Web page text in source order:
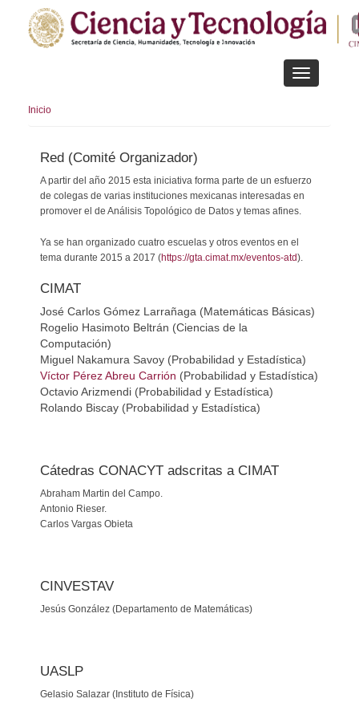
contenido
Toggle
navigation
Inicio
Red (Comité Organizador)
A partir del año 2015 esta iniciativa forma parte de un esfuerzo
de colegas de varias instituciones mexicanas interesadas en
promover el de Análisis Topológico de Datos y temas afines.
Ya se han organizado cuatro escuelas y otros eventos en el
tema durante 2015 a 2017 (https://gta.cimat.mx/eventos-atd).
CIMAT
José Carlos Gómez Larrañaga (Matemáticas Básicas)
Rogelio Hasimoto Beltrán (Ciencias de la
Computación)
Miguel Nakamura Savoy (Probabilidad y Estadística)
Víctor Pérez Abreu Carrión (Probabilidad y Estadística)
Octavio Arizmendi (Probabilidad y Estadística)
Rolando Biscay (Probabilidad y Estadística)
Cátedras CONACYT adscritas a CIMAT
Abraham Martin del Campo.
Antonio Rieser.
Carlos Vargas Obieta
CINVESTAV
Jesús González (Departamento de Matemáticas)
UASLP
Gelasio Salazar (Instituto de Física)